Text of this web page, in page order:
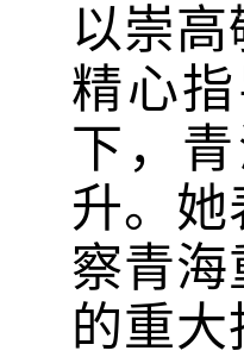
以崇
精心
下，
升。
察青
的重